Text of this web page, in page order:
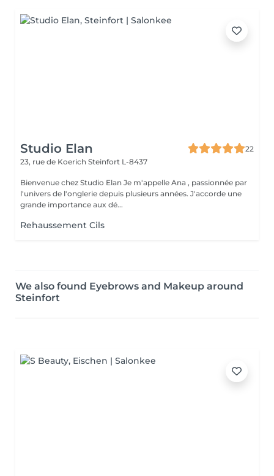
Studio Elan
22
23, rue de Koerich Steinfort L-8437
Bienvenue chez Studio Elan Je m'appelle Ana , passionnée par
l'univers de l'onglerie depuis plusieurs années. J'accorde une
grande importance aux dé...
Rehaussement Cils
We also found Eyebrows and Makeup around
Steinfort